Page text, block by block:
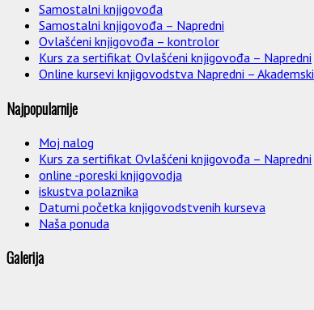
Samostalni knjigovođa
Samostalni knjigovođa – Napredni
Ovlašćeni knjigovođa – kontrolor
Kurs za sertifikat Ovlašćeni knjigovođa – Napredni
Online kursevi knjigovodstva Napredni – Akademski
Najpopularnije
Moj nalog
Kurs za sertifikat Ovlašćeni knjigovođa – Napredni
online -poreski knjigovodja
iskustva polaznika
Datumi početka knjigovodstvenih kurseva
Naša ponuda
Galerija